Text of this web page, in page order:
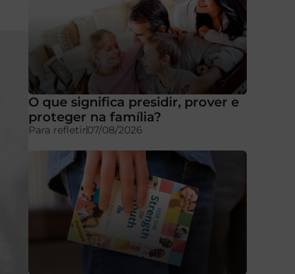
O que significa presidir, prover e
proteger na família?
Para refletir07/08/2026